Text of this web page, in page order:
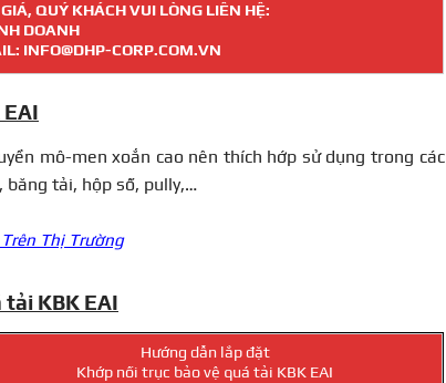
QUÝ KHÁCH VUI LÒNG LIÊN HỆ:
DOANH
INFO@DHP-CORP.COM.VN
mô-men xoắn cao nên thích hớp sử dụng trong các
băng tải, hộp số, pully,…
Thị Trường
KBK EAI
Hướng dẫn lắp đặt
Khớp nối trục bảo vệ quá tải KBK EAI